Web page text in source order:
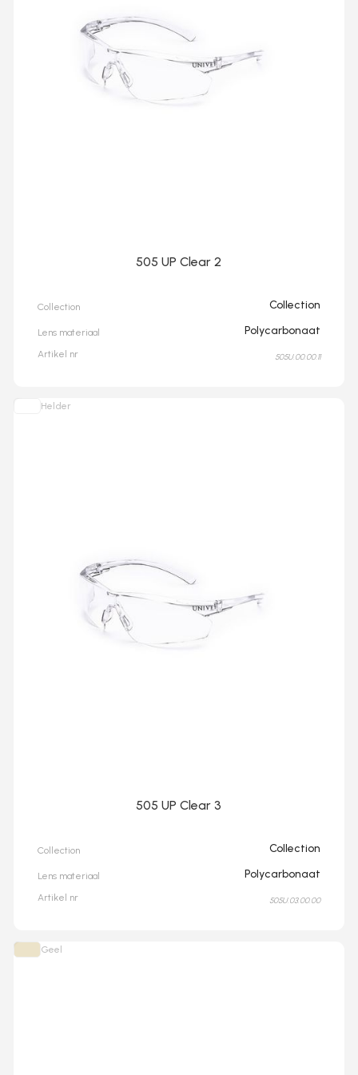
505 UP Clear 2
Collection Collection
Lens materiaal Polycarbonaat
Artikel nr 505U.00.00.11
Helder
505 UP Clear 3
Collection Collection
Lens materiaal Polycarbonaat
Artikel nr 505U.03.00.00
Geel